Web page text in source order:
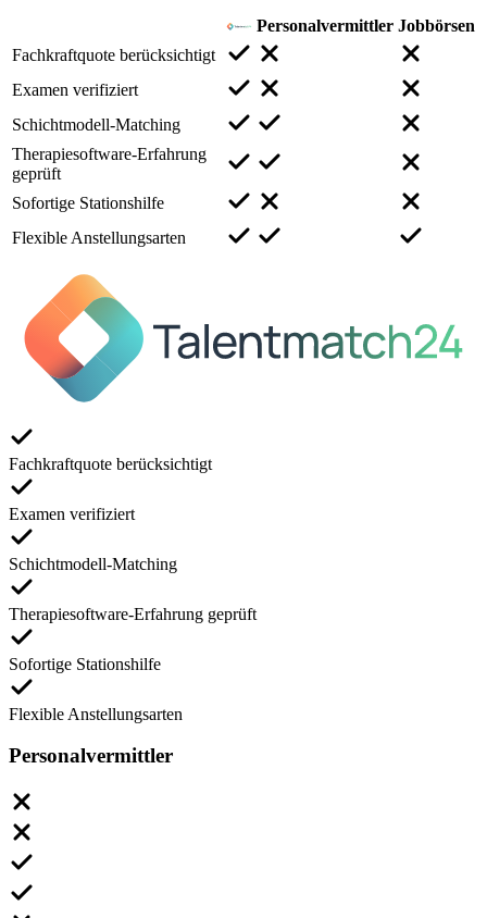
Personalvermittler Jobbörsen
Fachkraftquote berücksichtigt
Examen verifiziert
Schichtmodell-Matching
Therapiesoftware-Erfahrung
geprüft
Sofortige Stationshilfe
Flexible Anstellungsarten
Fachkraftquote berücksichtigt
Examen verifiziert
Schichtmodell-Matching
Therapiesoftware-Erfahrung geprüft
Sofortige Stationshilfe
Flexible Anstellungsarten
Personalvermittler